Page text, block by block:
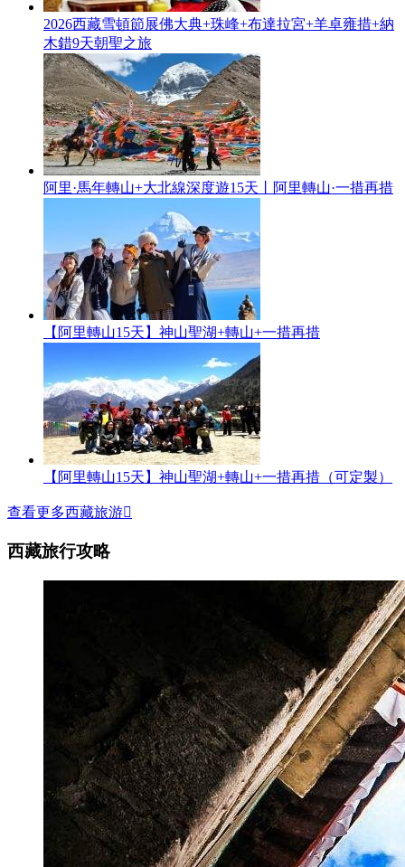
2026西藏雪頓節展佛大典+珠峰+布達拉宮+羊卓雍措+納
木錯9天朝聖之旅
阿里·馬年轉山+大北線深度遊15天丨阿里轉山·一措再措
【阿里轉山15天】神山聖湖+轉山+一措再措
【阿里轉山15天】神山聖湖+轉山+一措再措（可定製）
查看更多西藏旅游
西藏旅行攻略